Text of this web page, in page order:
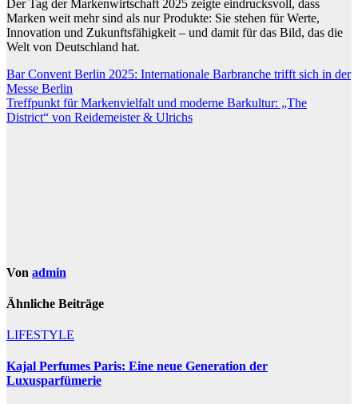
Der Tag der Markenwirtschaft 2025 zeigte eindrucksvoll, dass
Marken weit mehr sind als nur Produkte: Sie stehen für Werte,
Innovation und Zukunftsfähigkeit – und damit für das Bild, das die
Welt von Deutschland hat.
Beitragsnavigation
Bar Convent Berlin 2025: Internationale Barbranche trifft sich in der
Messe Berlin
Treffpunkt für Markenvielfalt und moderne Barkultur: „The
District“ von Reidemeister & Ulrichs
Von admin
Ähnliche Beiträge
LIFESTYLE
Kajal Perfumes Paris: Eine neue Generation der
Luxusparfümerie